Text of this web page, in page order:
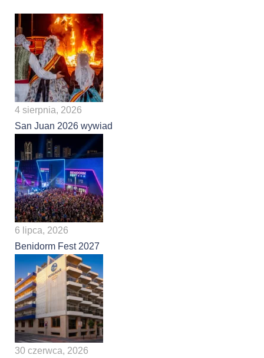
4 sierpnia, 2026
San Juan 2026 wywiad
6 lipca, 2026
Benidorm Fest 2027
30 czerwca, 2026